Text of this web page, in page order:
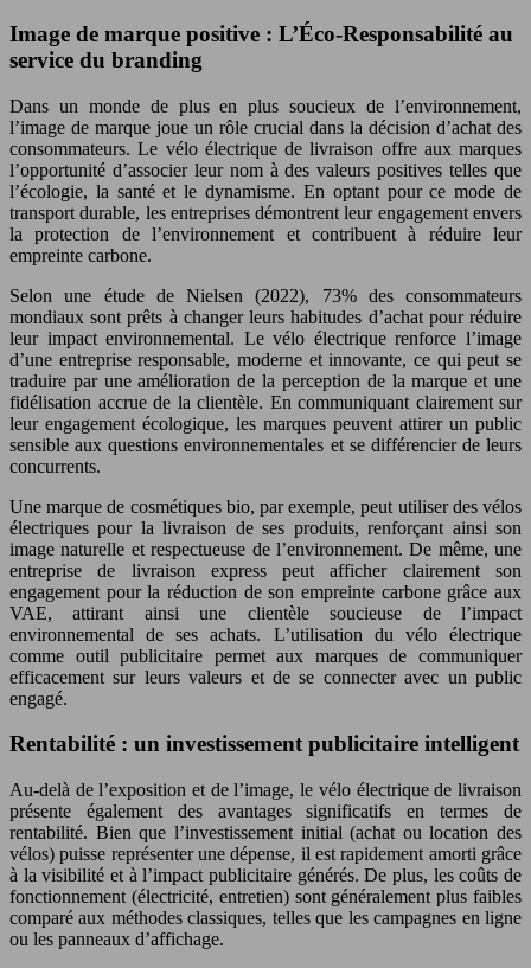
Image de marque positive : L’Éco-Responsabilité au
service du branding
Dans un monde de plus en plus soucieux de l’environnement,
l’image de marque joue un rôle crucial dans la décision d’achat des
consommateurs. Le vélo électrique de livraison offre aux marques
l’opportunité d’associer leur nom à des valeurs positives telles que
l’écologie, la santé et le dynamisme. En optant pour ce mode de
transport durable, les entreprises démontrent leur engagement envers
la protection de l’environnement et contribuent à réduire leur
empreinte carbone.
Selon une étude de Nielsen (2022), 73% des consommateurs
mondiaux sont prêts à changer leurs habitudes d’achat pour réduire
leur impact environnemental. Le vélo électrique renforce l’image
d’une entreprise responsable, moderne et innovante, ce qui peut se
traduire par une amélioration de la perception de la marque et une
fidélisation accrue de la clientèle. En communiquant clairement sur
leur engagement écologique, les marques peuvent attirer un public
sensible aux questions environnementales et se différencier de leurs
concurrents.
Une marque de cosmétiques bio, par exemple, peut utiliser des vélos
électriques pour la livraison de ses produits, renforçant ainsi son
image naturelle et respectueuse de l’environnement. De même, une
entreprise de livraison express peut afficher clairement son
engagement pour la réduction de son empreinte carbone grâce aux
VAE, attirant ainsi une clientèle soucieuse de l’impact
environnemental de ses achats. L’utilisation du vélo électrique
comme outil publicitaire permet aux marques de communiquer
efficacement sur leurs valeurs et de se connecter avec un public
engagé.
Rentabilité : un investissement publicitaire intelligent
Au-delà de l’exposition et de l’image, le vélo électrique de livraison
présente également des avantages significatifs en termes de
rentabilité. Bien que l’investissement initial (achat ou location des
vélos) puisse représenter une dépense, il est rapidement amorti grâce
à la visibilité et à l’impact publicitaire générés. De plus, les coûts de
fonctionnement (électricité, entretien) sont généralement plus faibles
comparé aux méthodes classiques, telles que les campagnes en ligne
ou les panneaux d’affichage.